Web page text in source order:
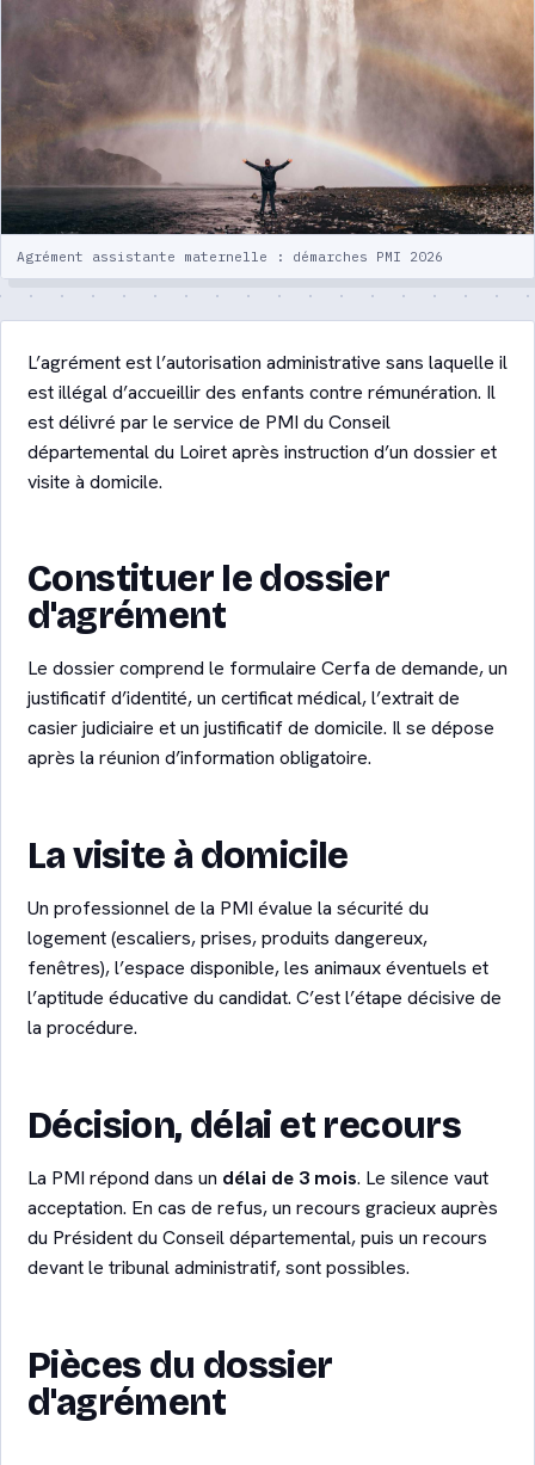
votre enfant
Crèche ou assistante maternelle :
comparatif détaillé
Quiz : quel mode de garde ?
Lexique de la garde d’enfants
Contact
Être recontacté
Agrément assistante maternelle : démarches PMI 2026
L’agrément est l’autorisation administrative sans laquelle il
est illégal d’accueillir des enfants contre rémunération. Il
est délivré par le service de PMI du Conseil
départemental du Loiret après instruction d’un dossier et
visite à domicile.
Constituer le dossier
d'agrément
Le dossier comprend le formulaire Cerfa de demande, un
justificatif d’identité, un certificat médical, l’extrait de
casier judiciaire et un justificatif de domicile. Il se dépose
après la réunion d’information obligatoire.
La visite à domicile
Un professionnel de la PMI évalue la sécurité du
logement (escaliers, prises, produits dangereux,
fenêtres), l’espace disponible, les animaux éventuels et
l’aptitude éducative du candidat. C’est l’étape décisive de
la procédure.
Décision, délai et recours
La PMI répond dans un délai de 3 mois. Le silence vaut
acceptation. En cas de refus, un recours gracieux auprès
du Président du Conseil départemental, puis un recours
devant le tribunal administratif, sont possibles.
Pièces du dossier
d'agrément